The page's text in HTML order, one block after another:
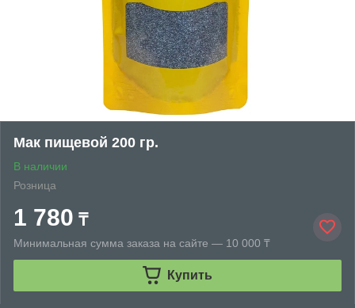
Мак пищевой 200 гр.
В наличии
Розница
1 780 ₸
Минимальная сумма заказа на сайте — 10 000 ₸
Купить